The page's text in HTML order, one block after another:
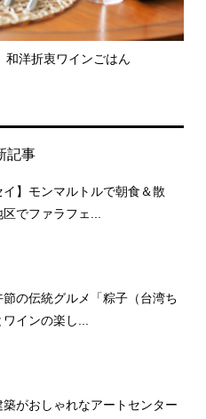
市場で過ごすアートな時間
記事
イ】モンマルトルで朝食＆散
でファラフェ...
節の伝統グルメ「粽子（台湾ち
ワインの楽し...
がおしゃれなアートセンター